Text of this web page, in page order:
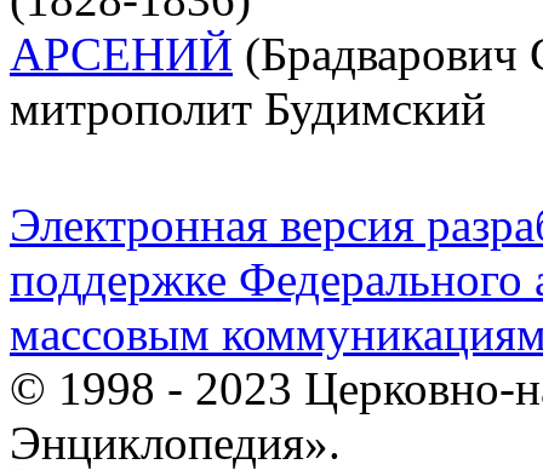
АРСЕНИЙ (Брадварович
митрополит Будимский
Электронная версия
поддержке Федерального
массовым
© 1998 - 2023 Церковно-
Энциклопедия».